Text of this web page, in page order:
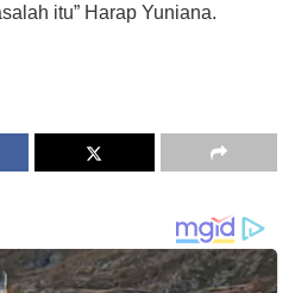
itu” Harap Yuniana.